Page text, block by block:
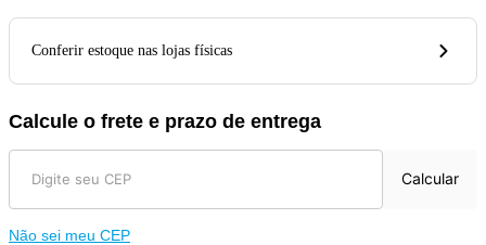
Conferir estoque nas lojas físicas
Calcule o frete e prazo de entrega
Calcular
Não sei meu CEP